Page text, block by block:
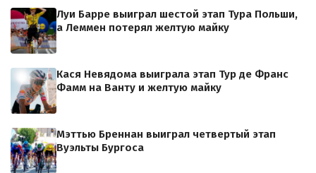
Луи Барре выиграл шестой этап Тура Польши,
а Леммен потерял желтую майку
Кася Невядома выиграла этап Тур де Франс
Фамм на Ванту и желтую майку
Мэттью Бреннан выиграл четвертый этап
Вуэльты Бургоса